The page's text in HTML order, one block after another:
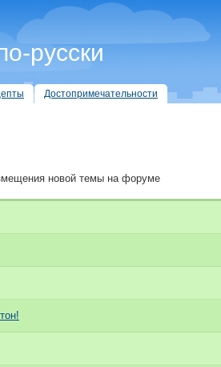
русски
Достопримечательности
новой темы на форуме